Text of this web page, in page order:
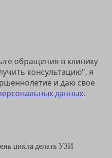
обращения в клинику
консультацию", я
и даю свое
данных.
цикла делать УЗИ